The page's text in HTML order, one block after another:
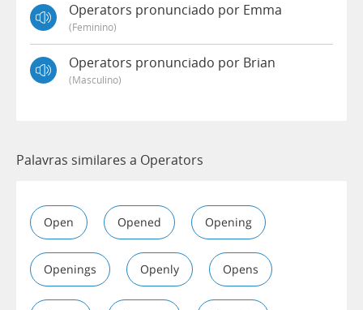
Operators pronunciado por Emma
(feminino)
Operators pronunciado por Brian
(masculino)
Palavras similares a Operators
Open Opened Opening
Openings Openly Opens